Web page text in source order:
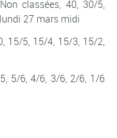
classées, 40, 30/5,
27 mars midi
15/5, 15/4, 15/3, 15/2,
5/6, 4/6, 3/6, 2/6, 1/6